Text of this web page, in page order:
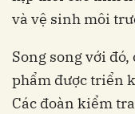
và vệ sinh môi
Song song với
phẩm được triển
Các đoàn kiểm